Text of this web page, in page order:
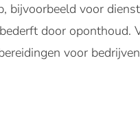
voor
door oponthoud.
voor